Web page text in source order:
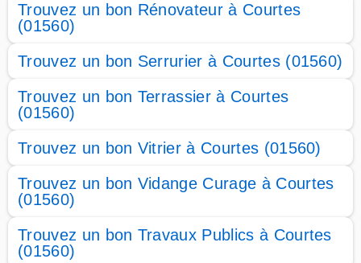
Trouvez un bon Rénovateur à Courtes
(01560)
Trouvez un bon Serrurier à Courtes (01560)
Trouvez un bon Terrassier à Courtes
(01560)
Trouvez un bon Vitrier à Courtes (01560)
Trouvez un bon Vidange Curage à Courtes
(01560)
Trouvez un bon Travaux Publics à Courtes
(01560)